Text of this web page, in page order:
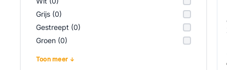
Grijs (0)
Gestreept (0)
Groen (0)
Toon meer